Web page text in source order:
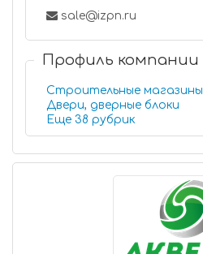
sale@izpn.ru
Профиль компании
Строительные магазины
Двери, дверные блоки
Еще 38 рубрик